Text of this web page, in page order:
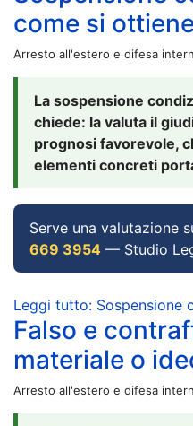
come si
Arresto all'estero e difesa
La sospensione
chiede: la valuta il
prognosi favorevole,
elementi concreti
Serve una valutazione
669 3954 — Studio
Leggi tutto: Sospensione
Falso e
materiale o
Arresto all'estero e difesa